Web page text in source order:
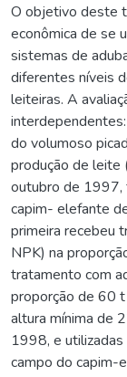
O objetivo deste
econômica de se
sistemas de
diferentes níveis
leiteiras. A
do volumoso
produção de leite
outubro de 1997,
capim- elefante
primeira recebeu
NPK) na
tratamento com
proporção de 60
altura mínima de
1998, e utilizadas
campo do capim-